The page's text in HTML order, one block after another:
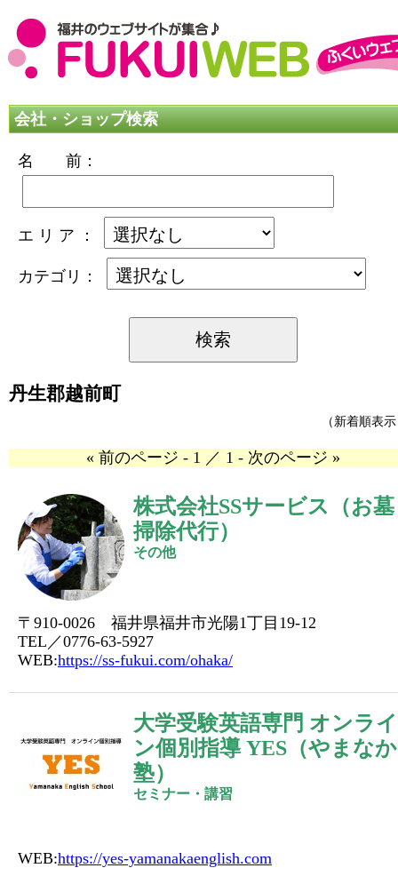
会社・ショップ検索
名 前：
エ リ ア ：
カテゴリ：
丹生郡越前町
（新着順表
« 前のページ - 1 ／ 1 - 次のページ »
株式会社SSサービス（お墓
掃除代行）
その他
〒910-0026 福井県福井市光陽1丁目19-12
TEL／0776-63-5927
WEB:https://ss-fukui.com/ohaka/
大学受験英語専門 オンライ
ン個別指導 YES（やまなか
塾）
セミナー・講習
WEB:https://yes-yamanakaenglish.com